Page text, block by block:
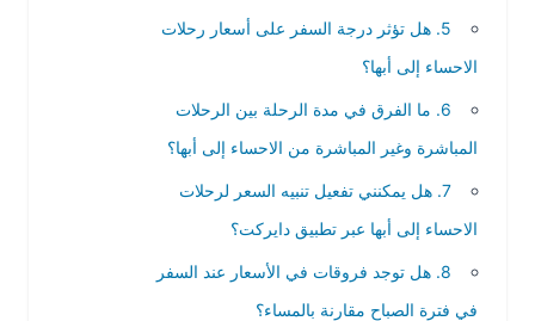
5. هل تؤثر درجة السفر على أسعار رحلات
الاحساء إلى أبها؟
6. ما الفرق في مدة الرحلة بين الرحلات
المباشرة وغير المباشرة من الاحساء إلى أبها؟
7. هل يمكنني تفعيل تنبيه السعر لرحلات
الاحساء إلى أبها عبر تطبيق دايركت؟
8. هل توجد فروقات في الأسعار عند السفر
في فترة الصباح مقارنة بالمساء؟